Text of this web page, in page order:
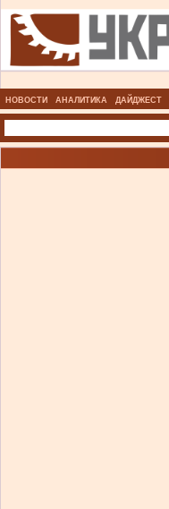
НОВОСТИ АНАЛИТИКА ДАЙДЖЕСТ